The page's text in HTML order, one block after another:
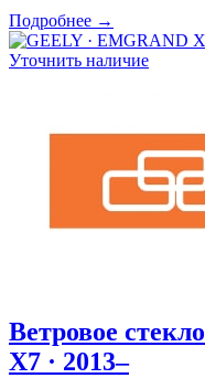
Подробнее →
Уточнить наличие
Ветровое стекло
X7 · 2013–